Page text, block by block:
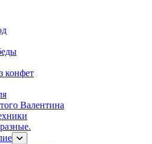
конфет
Валентина